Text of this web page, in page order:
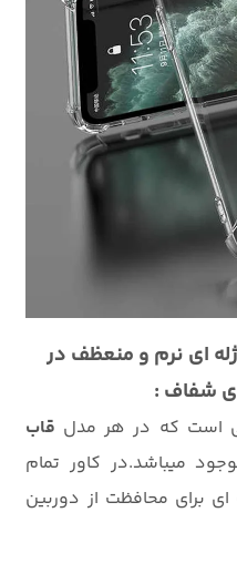
ای نرم و منعظف در
است که در هر مدل قاب
میباشد.در کاور تمام
برای محافظت از دوربین